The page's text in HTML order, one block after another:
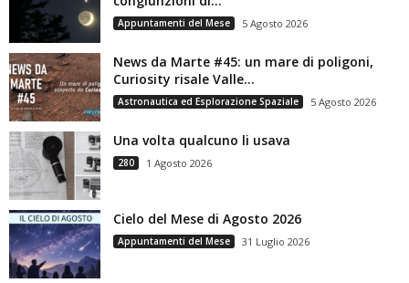
Appuntamenti del Mese 5 Agosto 2026
News da Marte #45: un mare di poligoni,
Curiosity risale Valle...
Astronautica ed Esplorazione Spaziale 5 Agosto 2026
Una volta qualcuno li usava
280 1 Agosto 2026
Cielo del Mese di Agosto 2026
Appuntamenti del Mese 31 Luglio 2026